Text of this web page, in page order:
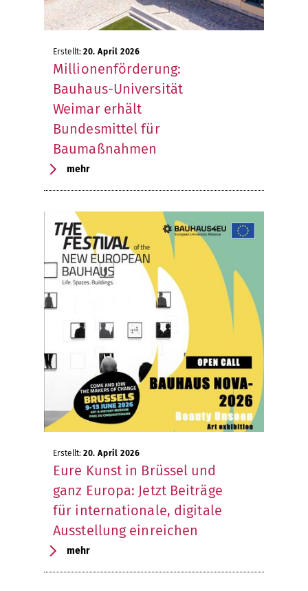
Erstellt: 20. April 2026
Millionenförderung:
Bauhaus-Universität
Weimar erhält
Bundesmittel für
Baumaßnahmen
mehr
Erstellt: 20. April 2026
Eure Kunst in Brüssel und
ganz Europa: Jetzt Beiträge
für internationale, digitale
Ausstellung einreichen
mehr